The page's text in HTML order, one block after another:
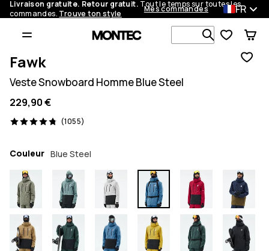
Livraison gratuite. Retour gratuit. Tout le temps sur toutes les
commandes. Trouve ton style Mes commandes FR
Recherche
Fawk
Veste Snowboard Homme Blue Steel
229,90 €
(1055)
1055 avis, 4.8/5
Couleur Blue Steel